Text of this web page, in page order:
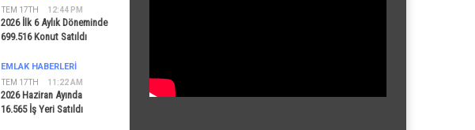
TEM 17TH 12:44 PM
2026 İlk 6 Aylık Döneminde
699.516 Konut Satıldı
TEM 17TH 11:22 AM
EMLAK HABERLERI
2026 Haziran Ayında
16.565 İş Yeri Satıldı